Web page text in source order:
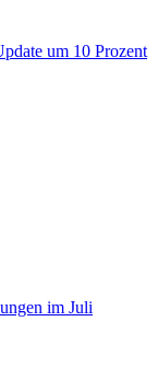
um 10 Prozent
im Juli